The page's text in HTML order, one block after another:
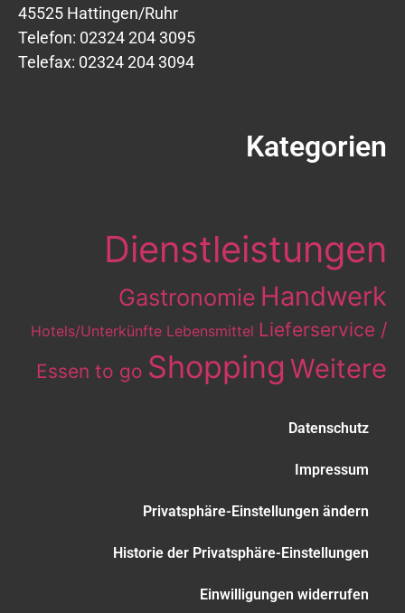
45525 Hattingen/Ruhr
Telefon: 02324 204 3095
Telefax: 02324 204 3094
Kategorien
Dienstleistungen
Gastronomie Handwerk
Hotels/Unterkünfte Lebensmittel Lieferservice /
Essen to go Shopping Weitere
Datenschutz
Impressum
Privatsphäre-Einstellungen ändern
Historie der Privatsphäre-Einstellungen
Einwilligungen widerrufen